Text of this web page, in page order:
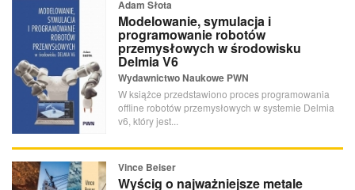
Adam Słota
Modelowanie, symulacja i
programowanie robotów
przemysłowych w środowisku
Delmia V6
Wydawnictwo Naukowe PWN
W książce przedstawiono proces programowania
offline robotów przemysłowych w systemie Delmia
v6, który jest...
Vince Beiser
Wyścig o najważniejsze metale